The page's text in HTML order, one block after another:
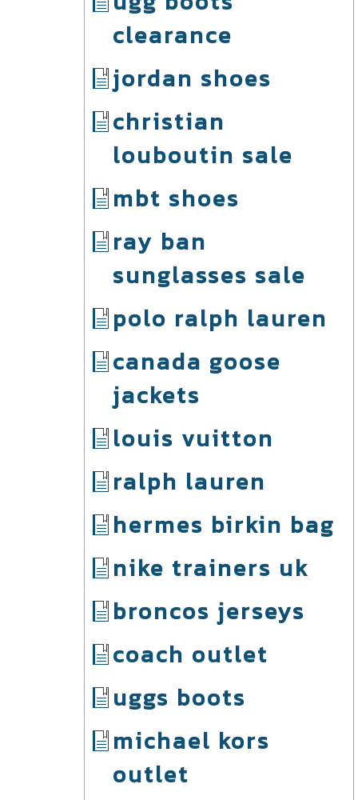
clearance
jordan shoes
christian
louboutin sale
mbt shoes
ray ban
sunglasses sale
polo ralph lauren
canada goose
jackets
louis vuitton
ralph lauren
hermes birkin bag
nike trainers uk
broncos jerseys
coach outlet
uggs boots
michael kors
outlet